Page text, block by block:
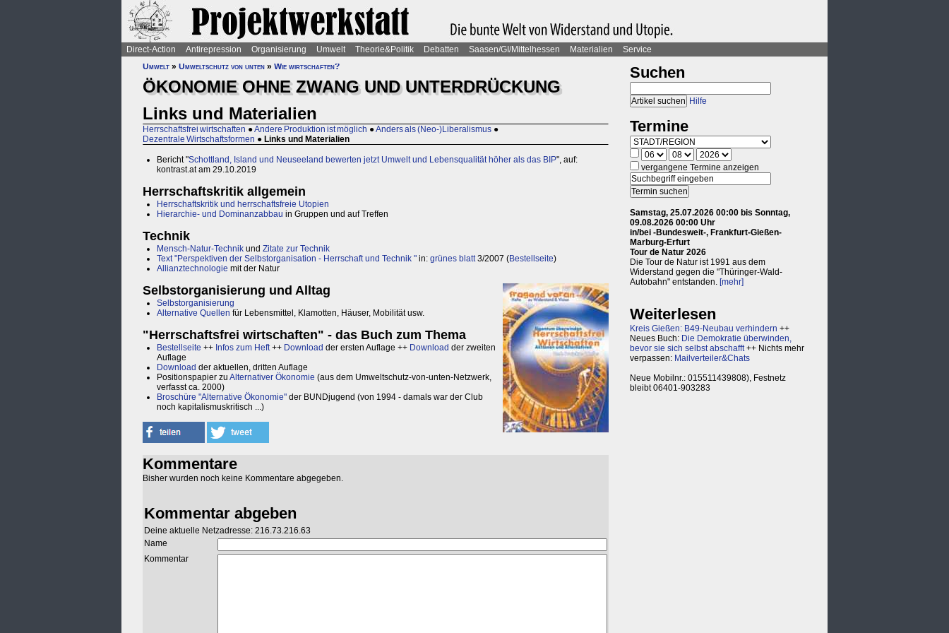
Direct-Action Antirepression Organisierung Umwelt Theorie&Politik Debatten Saasen/GI/Mittelhessen Materialien
Service
Umwelt » Umweltschutz von unten » Wie wirtschaften?
ÖKONOMIE OHNE ZWANG UND UNTERDRÜCKUNG
Links und Materialien
Herrschaftsfrei wirtschaften ●Andere Produktion ist möglich ●Anders als (Neo-)Liberalismus ●
Dezentrale Wirtschaftsformen ● Links und Materialien
Bericht "Schottland, Island und Neuseeland bewerten jetzt Umwelt und Lebensqualität höher als das BIP", auf:
kontrast.at am 29.10.2019
Herrschaftskritik allgemein
Herrschaftskritik und herrschaftsfreie Utopien
Hierarchie- und Dominanzabbau in Gruppen und auf Treffen
Technik
Mensch-Natur-Technik und Zitate zur Technik
Text "Perspektiven der Selbstorganisation - Herrschaft und Technik " in: grünes blatt3/2007 (Bestellseite)
Allianztechnologie mit der Natur
Selbstorganisierung und Alltag
Selbstorganisierung
Alternative Quellen für Lebensmittel, Klamotten, Häuser, Mobilität usw.
"Herrschaftsfrei wirtschaften" - das Buch zum Thema
Bestellseite ++ Infos zum Heft++ Download der ersten Auflage ++ Download der zweiten
Auflage
Download der aktuellen, dritten Auflage
Positionspapier zu Alternativer Ökonomie (aus dem Umweltschutz-von-unten-Netzwerk,
verfasst ca. 2000)
Broschüre "Alternative Ökonomie" der BUNDjugend (von 1994 - damals war der Club
noch kapitalismuskritisch ...)
Kommentare
Bisher wurden noch keine Kommentare abgegeben.
Kommentar abgeben
Deine aktuelle Netzadresse: 216.73.216.63
Name
Kommentar
Suchen
Hilfe
Termine
vergangene Termine anzeigen
Samstag, 25.07.2026 00:00 bis Sonntag,
09.08.2026 00:00 Uhr
in/bei -Bundesweit-, Frankfurt-Gießen-
Marburg-Erfurt
Tour de Natur 2026
Die Tour de Natur ist 1991 aus dem
Widerstand gegen die "Thüringer-Wald-
Autobahn" entstanden. [mehr]
Weiterlesen
Kreis Gießen: B49-Neubau verhindern ++
Neues Buch: Die Demokratie überwinden,
bevor sie sich selbst abschafft++ Nichts mehr
verpassen: Mailverteiler&Chats
Neue Mobilnr.: 015511439808), Festnetz
bleibt 06401-903283